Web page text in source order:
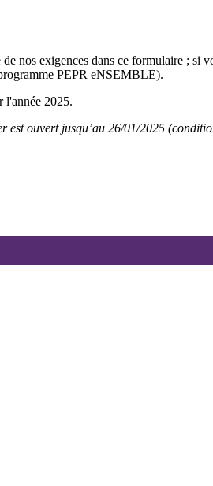
nos exigences dans ce formulaire ; si
PEPR eNSEMBLE).
l'année 2025.
est ouvert jusqu’au 26/01/2025